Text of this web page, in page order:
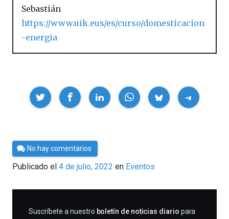
Sebastián
https://www.uik.eus/es/curso/domesticacion
-energia
Compartir
Por
Cultura
Cientifica
No hay comentarios
Publicado el 4 de julio, 2022 en Eventos
SUSCRIBIRME
Suscríbete a nuestro boletín de noticias diario para